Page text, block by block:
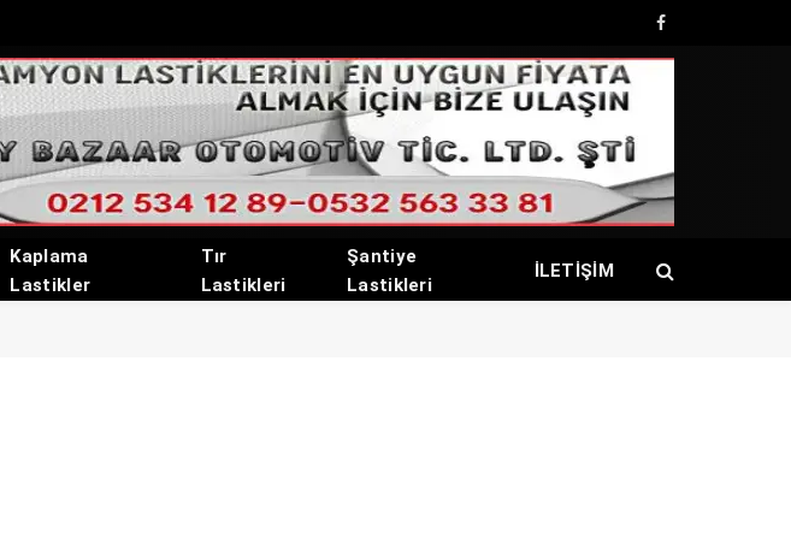
Facebook
Kaplama
Lastikler
Tır
Lastikleri
Şantiye
Lastikleri
İLETİŞİM